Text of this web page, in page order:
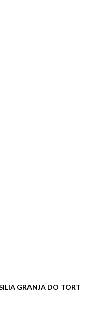
GRANJA DO TORT